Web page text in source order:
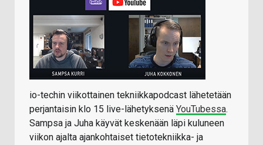
io-techin viikottainen tekniikkapodcast lähetetään
perjantaisin klo 15 live-lähetyksenä YouTubessa.
Sampsa ja Juha käyvät keskenään läpi kuluneen
viikon ajalta ajankohtaiset tietotekniikka- ja